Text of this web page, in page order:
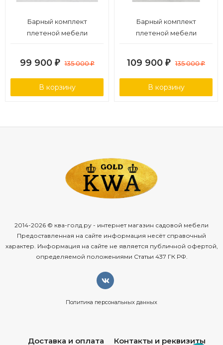
Барный комплект
плетеной мебели
99 900 ₽ 135 000₽
В корзину
Барный комплект
плетеной мебели
109 900 ₽ 135 000₽
В корзину
2014-2026 © ква-голд.ру - интернет магазин садовой мебели
Предоставленная на сайте информация несёт справочный
характер. Информация на сайте не является публичной офертой,
определяемой положениями Статьи 437 ГК РФ.
Политика персональных данных
Доставка и оплата Контакты и реквизиты